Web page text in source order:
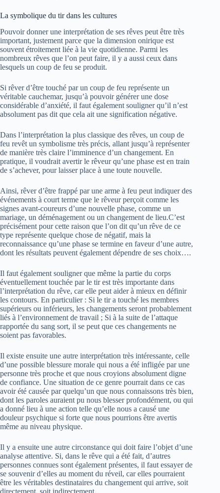
La symbolique du tir dans les cultures
Pouvoir donner une interprétation de ses rêves peut être très
important, justement parce que la dimension onirique est
souvent étroitement liée à la vie quotidienne. Parmi les
nombreux rêves que l’on peut faire, il y a aussi ceux dans
lesquels un coup de feu se produit.
Si rêver d’être touché par un coup de feu représente un
véritable cauchemar, jusqu’à pouvoir générer une dose
considérable d’anxiété, il faut également souligner qu’il n’est
absolument pas dit que cela ait une signification négative.
Dans l’interprétation la plus classique des rêves, un coup de
feu revêt un symbolisme très précis, allant jusqu’à représenter
de manière très claire l’imminence d’un changement. En
pratique, il voudrait avertir le rêveur qu’une phase est en train
de s’achever, pour laisser place à une toute nouvelle.
Ainsi, rêver d’être frappé par une arme à feu peut indiquer des
événements à court terme que le rêveur perçoit comme les
signes avant-coureurs d’une nouvelle phase, comme un
mariage, un déménagement ou un changement de lieu.C’est
précisément pour cette raison que l’on dit qu’un rêve de ce
type représente quelque chose de négatif, mais la
reconnaissance qu’une phase se termine en faveur d’une autre,
dont les résultats peuvent également dépendre de ses choix….
Il faut également souligner que même la partie du corps
éventuellement touchée par le tir est très importante dans
l’interprétation du rêve, car elle peut aider à mieux en définir
les contours. En particulier : Si le tir a touché les membres
supérieurs ou inférieurs, les changements seront probablement
liés à l’environnement de travail ; Si à la suite de l’attaque
rapportée du sang sort, il se peut que ces changements ne
soient pas favorables.
Il existe ensuite une autre interprétation très intéressante, celle
d’une possible blessure morale qui nous a été infligée par une
personne très proche et que nous croyions absolument digne
de confiance. Une situation de ce genre pourrait dans ce cas
avoir été causée par quelqu’un que nous connaissons très bien,
dont les paroles auraient pu nous blesser profondément, ou qui
a donné lieu à une action telle qu’elle nous a causé une
douleur psychique si forte que nous pourrions être avertis
même au niveau physique.
Il y a ensuite une autre circonstance qui doit faire l’objet d’une
analyse attentive. Si, dans le rêve qui a été fait, d’autres
personnes connues sont également présentes, il faut essayer de
se souvenir d’elles au moment du réveil, car elles pourraient
être les véritables destinataires du changement qui arrive, soit